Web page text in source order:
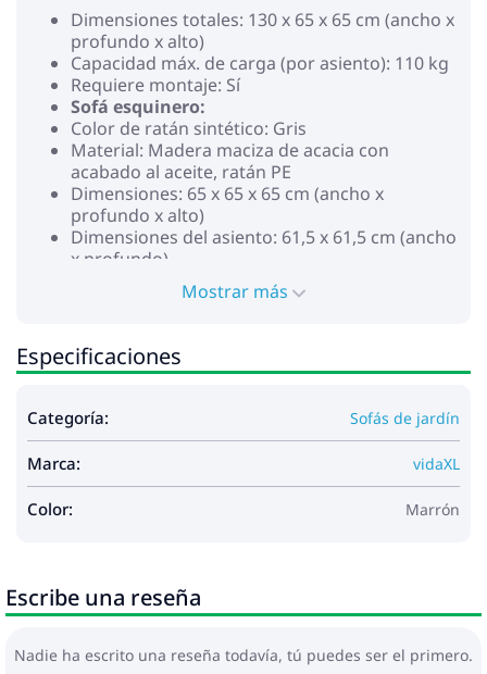
Dimensiones totales: 130 x 65 x 65 cm (ancho x
profundo x alto)
Capacidad máx. de carga (por asiento): 110 kg
Requiere montaje: Sí
Sofá esquinero:
Color de ratán sintético: Gris
Material: Madera maciza de acacia con
acabado al aceite, ratán PE
Dimensiones: 65 x 65 x 65 cm (ancho x
profundo x alto)
Dimensiones del asiento: 61,5 x 61,5 cm (ancho
x profundo)
Altura del asiento desde el suelo: 29 cm
Sofá sin reposabrazos:
Material: Madera maciza de acacia con
acabado al aceite, ratán PE
profundo x alto)
Dimensiones del asiento: 65 x 61,5 cm (ancho x
profundo)
Altura del asiento desde el suelo: 29 cm
Color: Gris
Material de relleno del cojín del respaldo: Fibra
Dimensiones del cojín del asiento (L): 65 x 65 x
Mostrar más
Especificaciones
Categoría: Sofás de jardín
Marca: vidaXL
Color: Marrón
Escribe una reseña
Nadie ha escrito una reseña todavía, tú puedes ser el primero.